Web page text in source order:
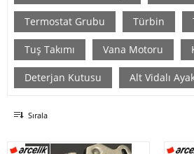
Termostat Grubu Türbin
Tuş Takımı Vana Motoru
Deterjan Kutusu Alt Vidalı
Sırala